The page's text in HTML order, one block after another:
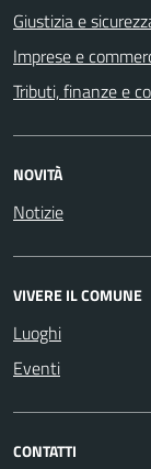
Giustizia e
Imprese e
Tributi, finanze e
NOVITÀ
Notizie
VIVERE IL COMUNE
Luoghi
Eventi
CONTATTI